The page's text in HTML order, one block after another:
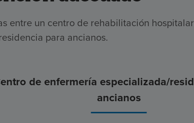
entre un centro de rehabilitación
para ancianos.
de enfermería especializada/
ancianos